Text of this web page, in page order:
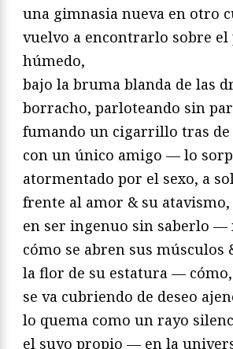
una gimnasia nueva en otro
vuelvo a encontrarlo sobre el
húmedo,
bajo la bruma blanda de las
borracho, parloteando sin
fumando un cigarrillo tras
con un único amigo — lo
atormentado por el sexo, a
frente al amor & su
en ser ingenuo sin saberlo —
cómo se abren sus músculos
la flor de su estatura —
se va cubriendo de deseo
lo quema como un rayo
el suyo propio — en la